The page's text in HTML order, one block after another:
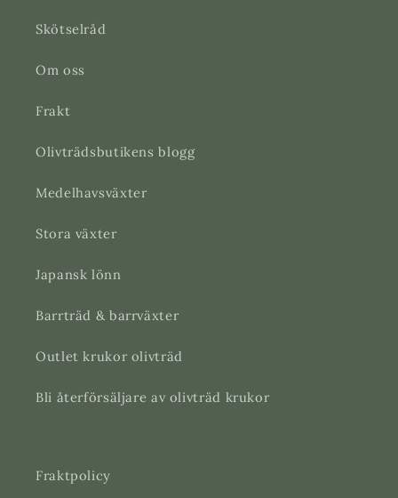
Skötselråd
Om oss
Frakt
Olivträdsbutikens blogg
Medelhavsväxter
Stora växter
Japansk lönn
Barrträd & barrväxter
Outlet krukor olivträd
Bli återförsäljare av olivträd krukor
Fraktpolicy